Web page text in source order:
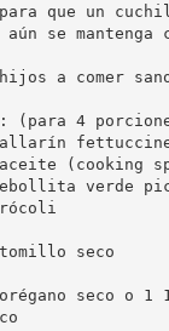
que un
se
a comer
(para 4
(cooking
verde
seco
seco o 1